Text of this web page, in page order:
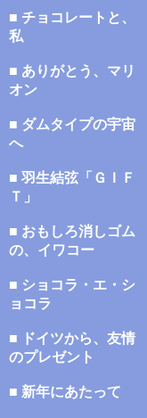
■ チョコレートと、
私
■ ありがとう、マリ
オン
■ ダムタイプの宇宙
へ
■ 羽生結弦「ＧＩＦ
Ｔ」
■ おもしろ消しゴム
の、イワコー
■ ショコラ・エ・シ
ョコラ
■ ドイツから、友情
のプレゼント
■ 新年にあたって